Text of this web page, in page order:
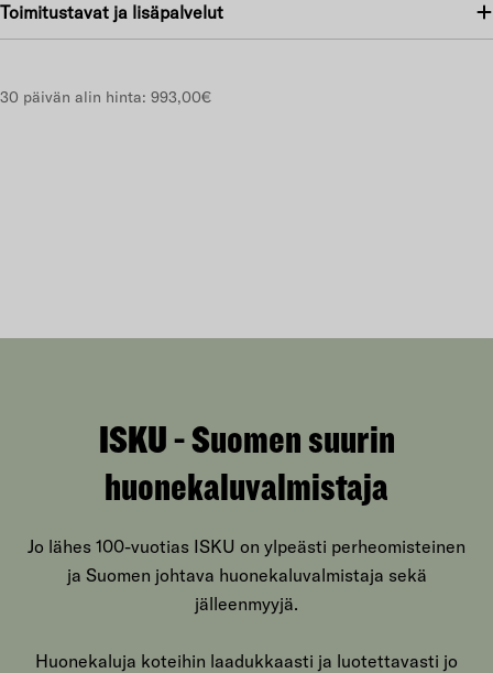
Toimitustavat ja lisäpalvelut
30 päivän alin hinta: 993,00€
ISKU - Suomen suurin
huonekaluvalmistaja
Jo lähes 100-vuotias ISKU on ylpeästi perheomisteinen
ja Suomen johtava huonekaluvalmistaja sekä
jälleenmyyjä.
Huonekaluja koteihin laadukkaasti ja luotettavasti jo